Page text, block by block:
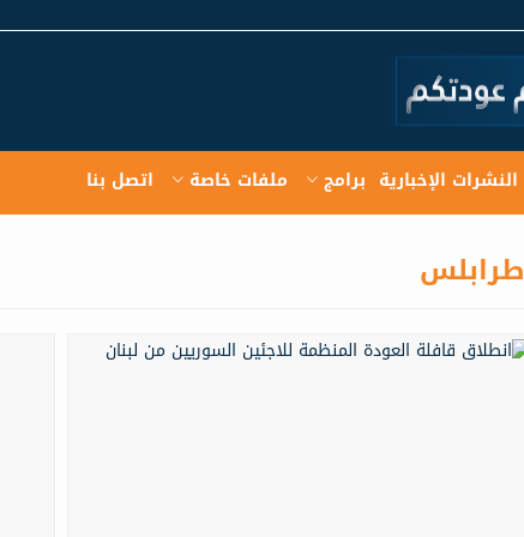
النشرات الإخبارية برامج ملفات خاصة اتصل بنا
طرابلس